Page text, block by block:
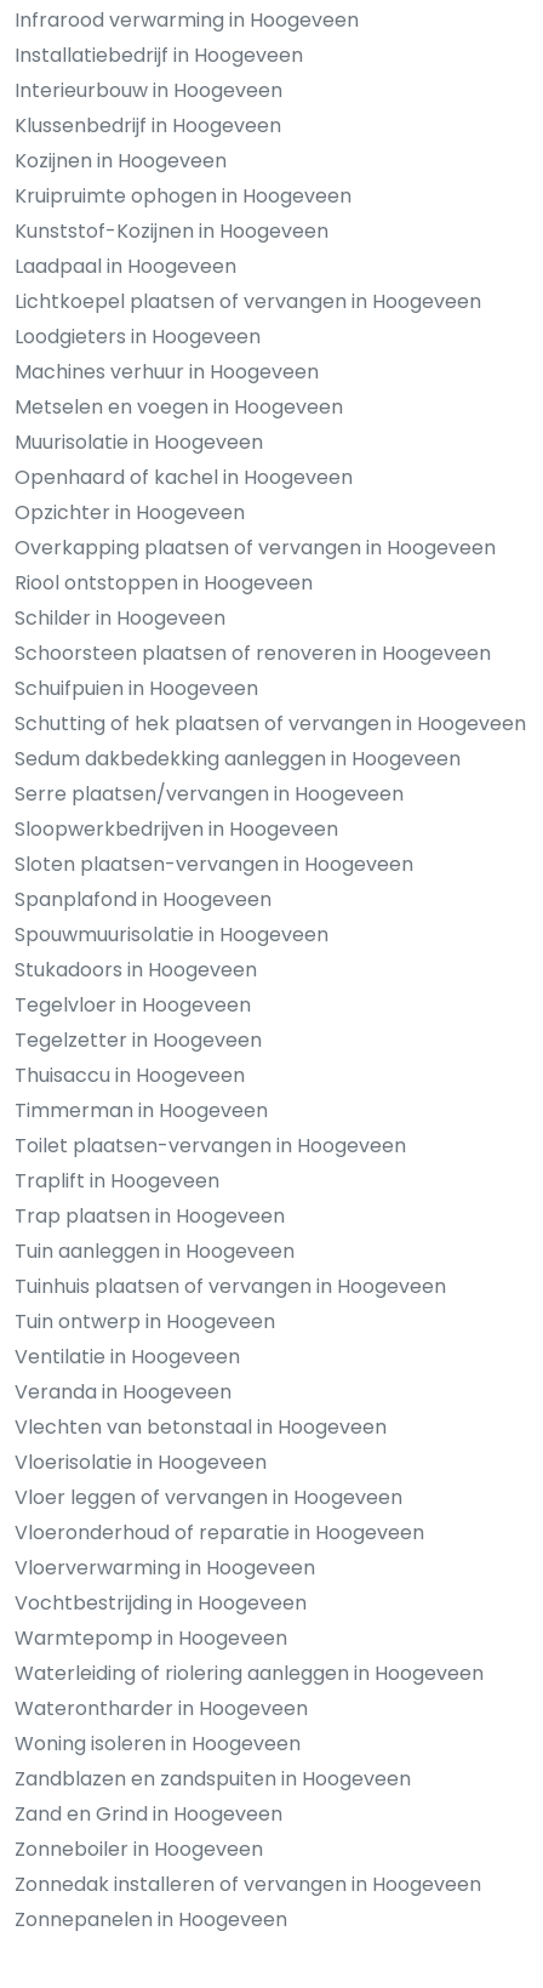
Infrarood verwarming in Hoogeveen
Installatiebedrijf in Hoogeveen
Interieurbouw in Hoogeveen
Klussenbedrijf in Hoogeveen
Kozijnen in Hoogeveen
Kruipruimte ophogen in Hoogeveen
Kunststof-Kozijnen in Hoogeveen
Laadpaal in Hoogeveen
Lichtkoepel plaatsen of vervangen in Hoogeveen
Loodgieters in Hoogeveen
Machines verhuur in Hoogeveen
Metselen en voegen in Hoogeveen
Muurisolatie in Hoogeveen
Openhaard of kachel in Hoogeveen
Opzichter in Hoogeveen
Overkapping plaatsen of vervangen in Hoogeveen
Riool ontstoppen in Hoogeveen
Schilder in Hoogeveen
Schoorsteen plaatsen of renoveren in Hoogeveen
Schuifpuien in Hoogeveen
Schutting of hek plaatsen of vervangen in Hoogeveen
Sedum dakbedekking aanleggen in Hoogeveen
Serre plaatsen/vervangen in Hoogeveen
Sloopwerkbedrijven in Hoogeveen
Sloten plaatsen-vervangen in Hoogeveen
Spanplafond in Hoogeveen
Spouwmuurisolatie in Hoogeveen
Stukadoors in Hoogeveen
Tegelvloer in Hoogeveen
Tegelzetter in Hoogeveen
Thuisaccu in Hoogeveen
Timmerman in Hoogeveen
Toilet plaatsen-vervangen in Hoogeveen
Traplift in Hoogeveen
Trap plaatsen in Hoogeveen
Tuin aanleggen in Hoogeveen
Tuinhuis plaatsen of vervangen in Hoogeveen
Tuin ontwerp in Hoogeveen
Ventilatie in Hoogeveen
Veranda in Hoogeveen
Vlechten van betonstaal in Hoogeveen
Vloerisolatie in Hoogeveen
Vloer leggen of vervangen in Hoogeveen
Vloeronderhoud of reparatie in Hoogeveen
Vloerverwarming in Hoogeveen
Vochtbestrijding in Hoogeveen
Warmtepomp in Hoogeveen
Waterleiding of riolering aanleggen in Hoogeveen
Waterontharder in Hoogeveen
Woning isoleren in Hoogeveen
Zandblazen en zandspuiten in Hoogeveen
Zand en Grind in Hoogeveen
Zonneboiler in Hoogeveen
Zonnedak installeren of vervangen in Hoogeveen
Zonnepanelen in Hoogeveen